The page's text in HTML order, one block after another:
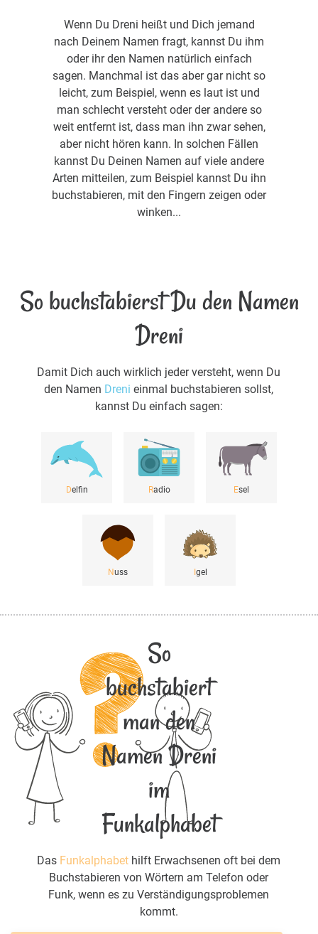
Wenn Du Dreni heißt und Dich jemand
nach Deinem Namen fragt, kannst Du ihm
oder ihr den Namen natürlich einfach
sagen. Manchmal ist das aber gar nicht so
leicht, zum Beispiel, wenn es laut ist und
man schlecht versteht oder der andere so
weit entfernt ist, dass man ihn zwar sehen,
aber nicht hören kann. In solchen Fällen
kannst Du Deinen Namen auf viele andere
Arten mitteilen, zum Beispiel kannst Du ihn
buchstabieren, mit den Fingern zeigen oder
winken...
So buchstabierst Du den Namen
Dreni
Damit Dich auch wirklich jeder versteht, wenn Du
den Namen Dreni einmal buchstabieren sollst,
kannst Du einfach sagen:
Delfin Radio Esel
Nuss gel
So
buchstabiert
man den
Namen Dreni
im
Funkalphabet
Das Funkalphabet hilft Erwachsenen oft bei dem
Buchstabieren von Wörtern am Telefon oder
Funk, wenn es zu Verständigungsproblemen
kommt.